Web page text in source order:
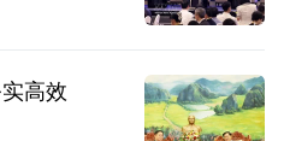
高效